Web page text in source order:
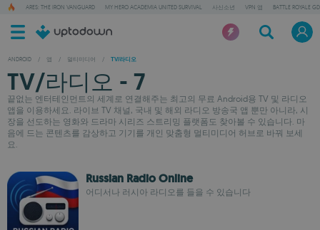
ARES: THE IRON VANGUARD MY HERO ACADEMIA UNITED SURVIVAL 사신소년 VPN 앱 BATTLE ROYALE GD
ANDROID / 앱 / 멀티미디어 / TV/라디오
TV/라디오 - 7
끝없는 엔터테인먼트의 세계로 연결해주는 최고의 무료 Android용 TV 및 라디오
앱을 이용하세요. 라이브 TV 채널, 국내 및 해외 라디오 방송국 앱 뿐만 아니라, 시
장을 선도하는 영화와 드라마 시리즈 스트리밍 플랫폼도 찾아볼 수 있습니다. 마
음에 드는 콘텐츠를 감상하고 기기를 개인 맞춤형 멀티미디어 허브로 바꿔 보세
요.
Russian Radio Online
어디서나 러시아 라디오를 들을 수 있습니다